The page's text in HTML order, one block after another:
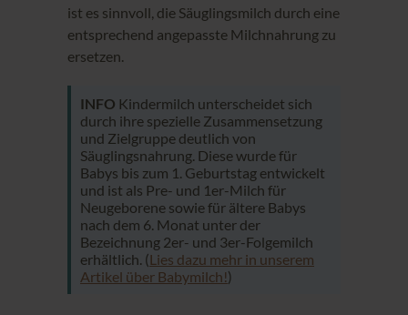
ist es sinnvoll, die Säuglingsmilch durch eine
entsprechend angepasste Milchnahrung zu
ersetzen.
INFO Kindermilch unterscheidet sich
durch ihre spezielle Zusammensetzung
und Zielgruppe deutlich von
Säuglingsnahrung. Diese wurde für
Babys bis zum 1. Geburtstag entwickelt
und ist als Pre- und 1er-Milch für
Neugeborene sowie für ältere Babys
nach dem 6. Monat unter der
Bezeichnung 2er- und 3er-Folgemilch
erhältlich. (Lies dazu mehr in unserem
Artikel über Babymilch!)